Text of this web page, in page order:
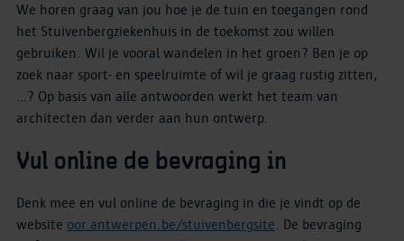
We horen graag van jou hoe je de tuin en toegangen rond
het Stuivenbergziekenhuis in de toekomst zou willen
gebruiken. Wil je vooral wandelen in het groen? Ben je op
zoek naar sport- en speelruimte of wil je graag rustig zitten,
…? Op basis van alle antwoorden werkt het team van
architecten dan verder aan hun ontwerp.
Vul online de bevraging in
Denk mee en vul online de bevraging in die je vindt op de
website oor.antwerpen.be/stuivenbergsite. De bevraging